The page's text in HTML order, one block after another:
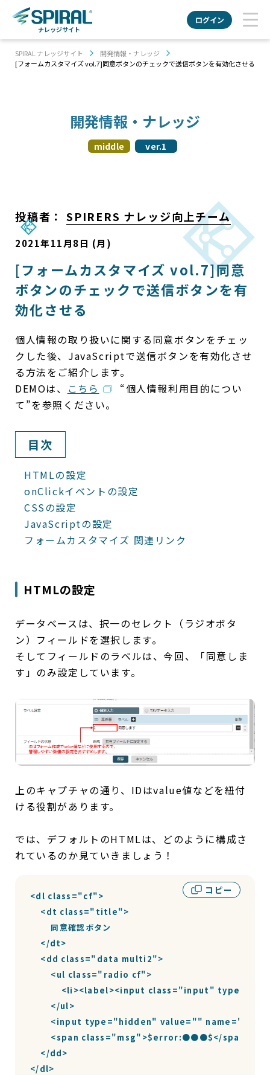
ナレッジサイト
ログイン
SPIRAL ナレッジサイト
開発情報・ナレッジ
[フォームカスタマイズ vol.7]同意ボタンのチェックで送信ボタンを有効化させる
開発情報・ナレッジ
middle ver.1
投稿者： SPIRERS ナレッジ向上チーム
2021年11月8日 (月)
[フォームカスタマイズ vol.7]同意
ボタンのチェックで送信ボタンを有
効化させる
個人情報の取り扱いに関する同意ボタンをチェッ
クした後、JavaScriptで送信ボタンを有効化させ
る方法をご紹介します。
DEMOは、 こちら
“個人情報利用目的につい
て”を参照ください。
目次
HTMLの設定
onClickイベントの設定
CSSの設定
JavaScriptの設定
フォームカスタマイズ 関連リンク
HTMLの設定
データベースは、択一のセレクト（ラジオボタ
ン）フィールドを選択します。
そしてフィールドのラベルは、今回、「同意しま
す」のみ設定しています。
上のキャプチャの通り、IDはvalue値などを紐付
ける役割があります。
では、デフォルトのHTMLは、どのように構成さ
れているのか見ていきましょう！
コピー
<dl class="cf">
    <dt class="title">
        同意確認ボタン
    </dt>
    <dd class="data multi2">
        <ul class="radio cf">
<li><label><input class="input"
        </ul>
<input type="hidden" value=""
        <span class="msg">$error:●●●$</span>
    </dd>
</dl>